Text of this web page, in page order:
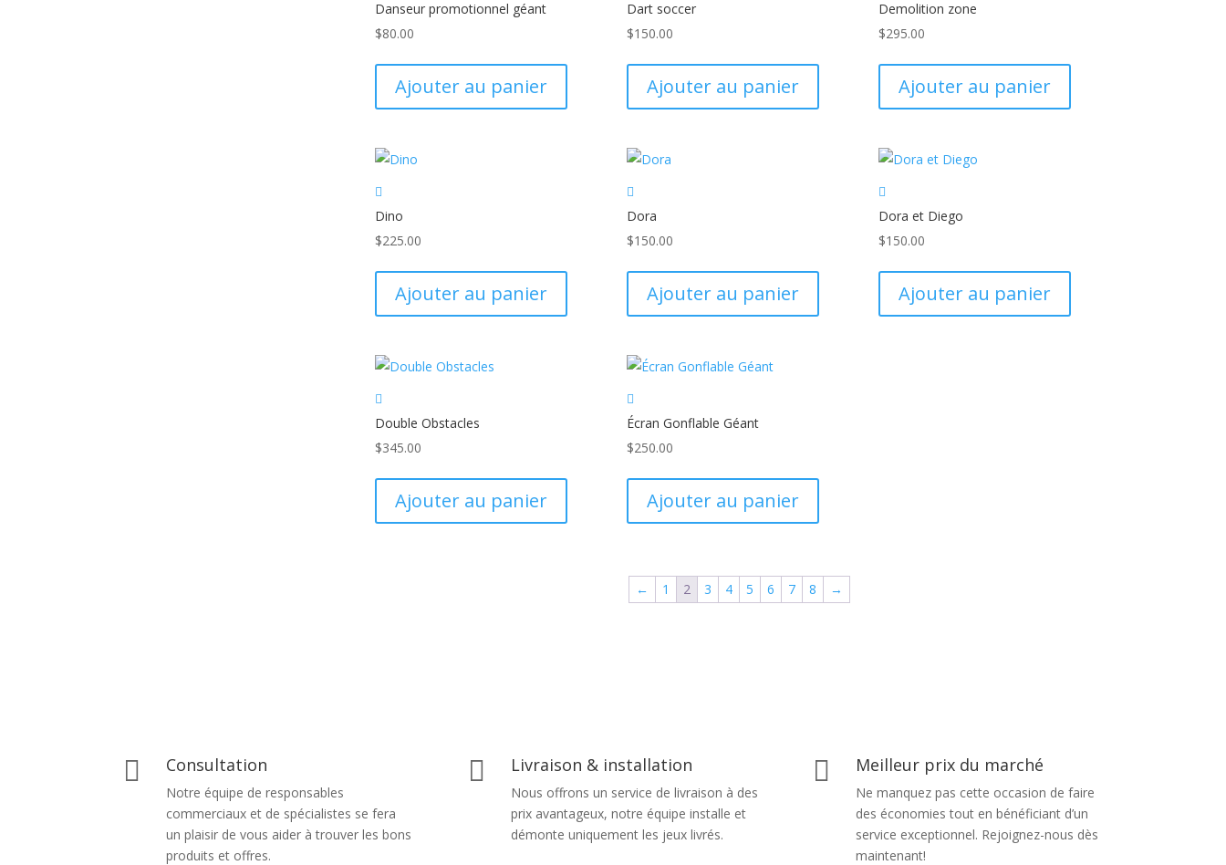
Danseur promotionnel géant
$80.00
Ajouter au panier
Dart soccer
$150.00
Ajouter au panier
Demolition zone
$295.00
Ajouter au panier
Dino
$225.00
Ajouter au panier
Dora
$150.00
Ajouter au panier
Dora et Diego
$150.00
Ajouter au panier
Double Obstacles
$345.00
Ajouter au panier
Écran Gonflable Géant
$250.00
Ajouter au panier
← 1 2 3 4 5 6 7 8 →
 Сonsultation
Notre équipe de responsables
commerciaux et de spécialistes se fera
un plaisir de vous aider à trouver les bons
produits et offres.
 Livraison & installation
Nous offrons un service de livraison à des
prix avantageux, notre équipe installe et
démonte uniquement les jeux livrés.
 Meilleur prix du marché
Ne manquez pas cette occasion de faire
des économies tout en bénéficiant d’un
service exceptionnel. Rejoignez-nous dès
maintenant!